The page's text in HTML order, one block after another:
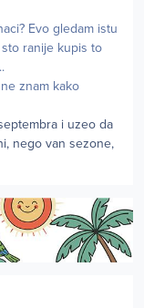
Evo gledam istu
ranije kupis to
znam kako
i uzeo da
nego van sezone,